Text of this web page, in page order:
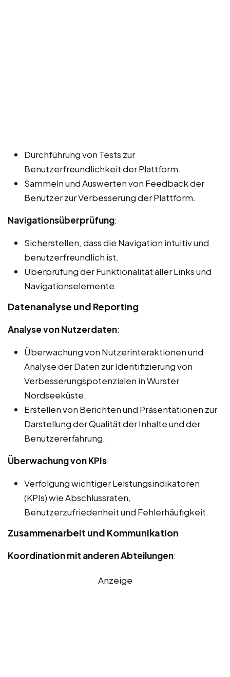
Durchführung von Tests zur
Benutzerfreundlichkeit der Plattform.
Sammeln und Auswerten von Feedback der
Benutzer zur Verbesserung der Plattform.
Navigationsüberprüfung:
Sicherstellen, dass die Navigation intuitiv und
benutzerfreundlich ist.
Überprüfung der Funktionalität aller Links und
Navigationselemente.
Datenanalyse und Reporting
Analyse von Nutzerdaten:
Überwachung von Nutzerinteraktionen und
Analyse der Daten zur Identifizierung von
Verbesserungspotenzialen in Wurster
Nordseeküste.
Erstellen von Berichten und Präsentationen zur
Darstellung der Qualität der Inhalte und der
Benutzererfahrung.
Überwachung von KPIs:
Verfolgung wichtiger Leistungsindikatoren
(KPIs) wie Abschlussraten,
Benutzerzufriedenheit und Fehlerhäufigkeit.
Zusammenarbeit und Kommunikation
Koordination mit anderen Abteilungen:
Anzeige